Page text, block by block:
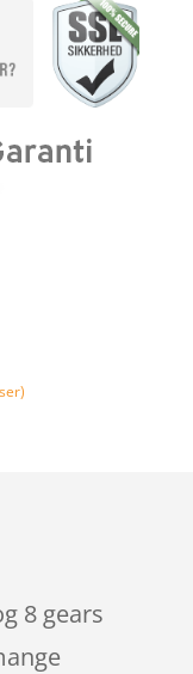
8 gears